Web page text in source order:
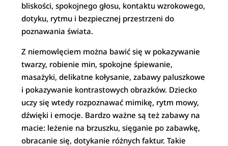
bliskości, spokojnego głosu, kontaktu wzrokowego,
dotyku, rytmu i bezpiecznej przestrzeni do
poznawania świata.
Z niemowlęciem można bawić się w pokazywanie
twarzy, robienie min, spokojne śpiewanie,
masażyki, delikatne kołysanie, zabawy paluszkowe
i pokazywanie kontrastowych obrazków. Dziecko
uczy się wtedy rozpoznawać mimikę, rytm mowy,
dźwięki i emocje. Bardzo ważne są też zabawy na
macie: leżenie na brzuszku, sięganie po zabawkę,
obracanie się, dotykanie różnych faktur. Takie